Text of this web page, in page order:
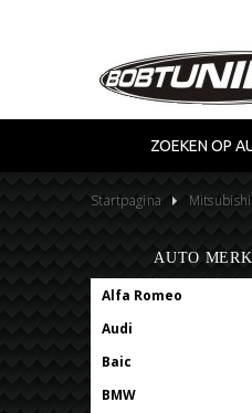
ZOEKEN OP
Startpagina Mitsubishi
AUTO
Alfa Romeo
Audi
Baic
BMW